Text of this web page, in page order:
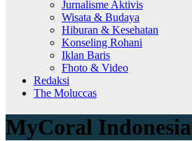
Jurnalisme Aktivis
Wisata & Budaya
Hiburan & Kesehatan
Konseling Rohani
Iklan Baris
Fhoto & Video
Redaksi
The Moluccas
MyCoral Indonesia